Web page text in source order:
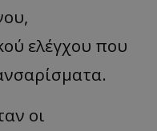
ελέγχου που
οι